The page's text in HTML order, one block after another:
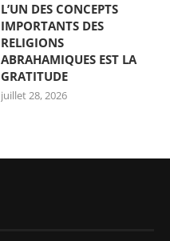
L’UN DES CONCEPTS
IMPORTANTS DES
RELIGIONS
ABRAHAMIQUES EST LA
GRATITUDE
juillet 28, 2026